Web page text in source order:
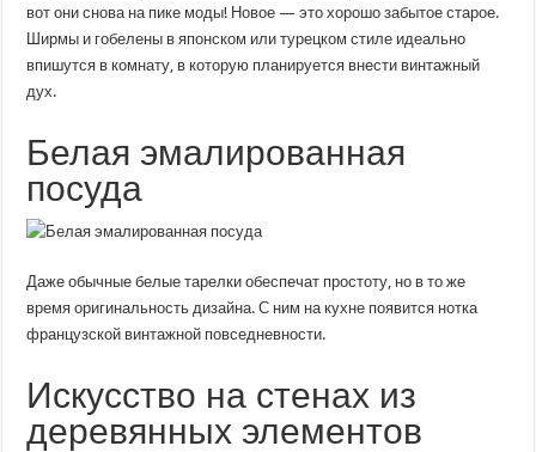
вот они снова на пике моды! Новое — это хорошо забытое старое.
Ширмы и гобелены в японском или турецком стиле идеально
впишутся в комнату, в которую планируется внести винтажный
дух.
Белая эмалированная
посуда
Даже обычные белые тарелки обеспечат простоту, но в то же
время оригинальность дизайна. С ним на кухне появится нотка
французской винтажной повседневности.
Искусство на стенах из
деревянных элементов